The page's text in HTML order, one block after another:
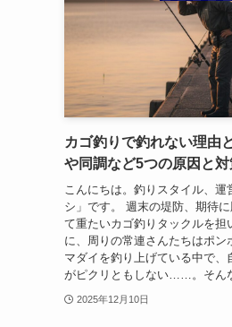
カゴ釣りで釣れない理由
や同調など5つの原因と対
こんにちは。釣りスタイル、運
シ」です。 週末の堤防、期待
て重たいカゴ釣りタックルを担
に、周りの常連さんたちはポン
マダイを釣り上げている中で、
がピクリともしない……。そん
2025年12月10日